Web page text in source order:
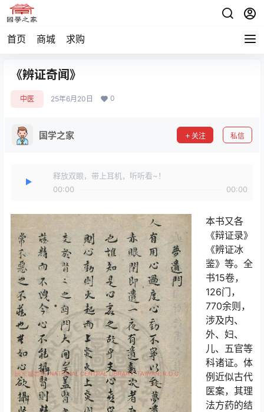
首页 商城 求购
《辨证奇闻》
中医 25年6月20日 0
国学之家 关注 私信
释放双眼，带上耳机，听听看~！
00:00
00:00
本书又各
《辩证录》
《辨证冰
鉴》等。全
书15卷，
126门，
770余则，
涉及内、
外、妇、
儿、五官等
科诸证。体
例近似古代
医案，其理
法方药的结